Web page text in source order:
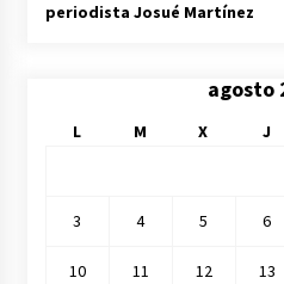
periodista Josué Martínez
agosto
L M X J
3 4 5 6
10 11 12 13